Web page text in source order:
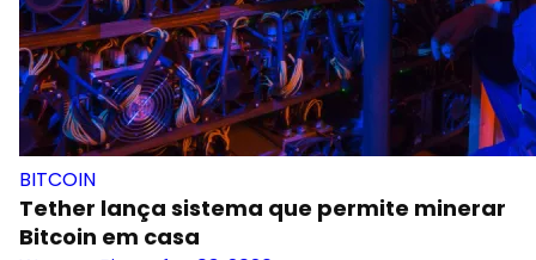
BITCOIN
Tether lança sistema que permite minerar
Bitcoin em casa